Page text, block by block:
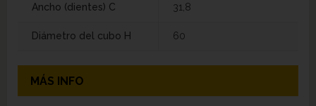
Ancho (dientes) C 31,8
Diámetro del cubo H 60
MÁS INFO